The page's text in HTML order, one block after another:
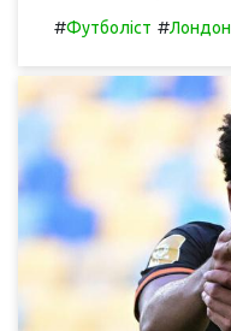
#Футболіст #Лондон